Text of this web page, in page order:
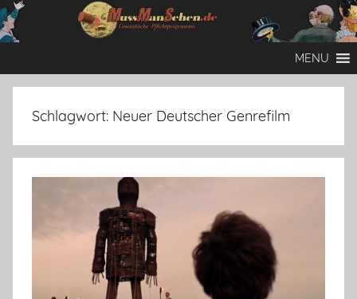
Zum
Inhalt
MENU
Schlagwort: Neuer Deutscher Genrefilm